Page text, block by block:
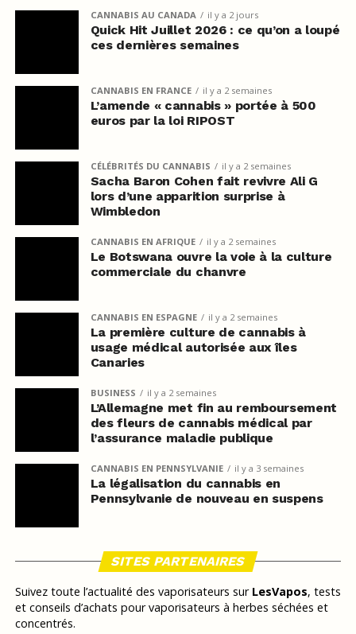
CANNABIS AU CANADA il y a 2 jours
Quick Hit Juillet 2026 : ce qu’on a loupé
ces dernières semaines
CANNABIS EN FRANCE il y a 2 semaines
L’amende « cannabis » portée à 500
euros par la loi RIPOST
CÉLÉBRITÉS DU CANNABIS il y a 2 semaines
Sacha Baron Cohen fait revivre Ali G
lors d’une apparition surprise à
Wimbledon
CANNABIS EN AFRIQUE il y a 2 semaines
Le Botswana ouvre la voie à la culture
commerciale du chanvre
CANNABIS EN ESPAGNE il y a 2 semaines
La première culture de cannabis à
usage médical autorisée aux îles
Canaries
BUSINESS il y a 2 semaines
L’Allemagne met fin au remboursement
des fleurs de cannabis médical par
l’assurance maladie publique
CANNABIS EN PENNSYLVANIE il y a 3 semaines
La légalisation du cannabis en
Pennsylvanie de nouveau en suspens
SITES PARTENAIRES
Suivez toute l’actualité des vaporisateurs sur LesVapos, tests
et conseils d’achats pour vaporisateurs à herbes séchées et
concentrés.